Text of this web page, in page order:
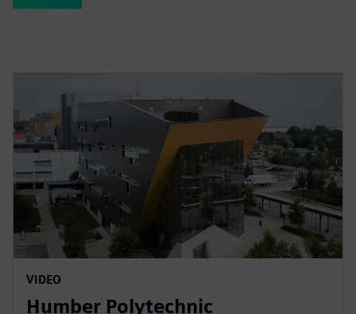
VIDEO
Humber Polytechnic